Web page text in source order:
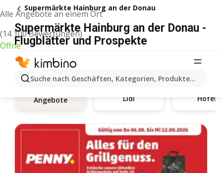
Alle Angebote an einem Ort
(14 100 Bewertungen)
Öffne
Suche nach Geschäften, Kategorien, Produkten...
Supermärkte Hainburg an der Donau
Supermärkte Hainburg an der Donau -
Flugblätter und Prospekte
Angebote Lidl Hofer